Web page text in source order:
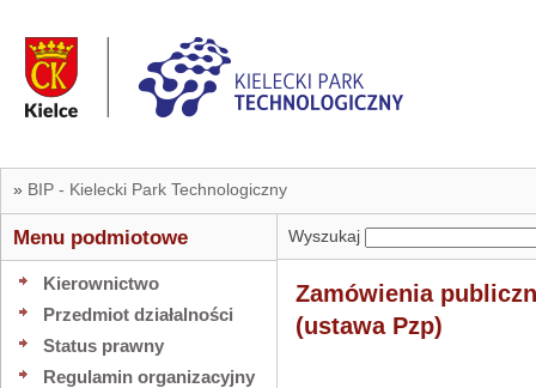
» BIP - Kielecki Park Technologiczny
Menu podmiotowe
Kierownictwo
Przedmiot działalności
Status prawny
Regulamin organizacyjny
Wyszukaj
Zamówienia
(ustawa Pzp)